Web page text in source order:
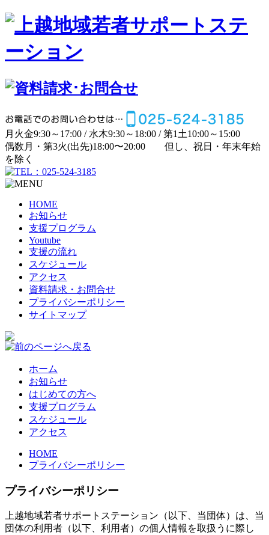
月 火金9:30～17:00 / 水木9:30～18:00 /第1土10:00～15:00
偶数月・第3火(出先)18:00〜20:00 但し、祝日・年末年始
を除く
HOME
お知らせ
支援プログラム
Youtube
支援の流れ
スケジュール
アクセス
資料請求・お問合せ
プライバシーポリシー
サイトマップ
ホーム
お知らせ
はじめての方へ
支援プログラム
スケジュール
アクセス
HOME
プライバシーポリシー
プライバシーポリシー
上越地域若者サポートステーション（以下、当団体）は、当
団体の利用者（以下、利用者）の個人情報を取扱うに際し